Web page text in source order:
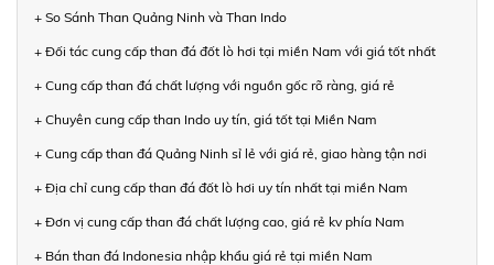
+ So Sánh Than Quảng Ninh và Than Indo
+ Đối tác cung cấp than đá đốt lò hơi tại miền Nam với giá tốt nhất
+ Cung cấp than đá chất lượng với nguồn gốc rõ ràng, giá rẻ
+ Chuyên cung cấp than Indo uy tín, giá tốt tại Miền Nam
+ Cung cấp than đá Quảng Ninh sỉ lẻ với giá rẻ, giao hàng tận nơi
+ Địa chỉ cung cấp than đá đốt lò hơi uy tín nhất tại miền Nam
+ Đơn vị cung cấp than đá chất lượng cao, giá rẻ kv phía Nam
+ Bán than đá Indonesia nhập khẩu giá rẻ tại miền Nam